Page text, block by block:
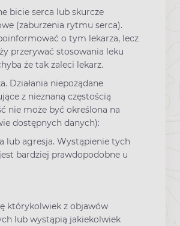
bicie serca lub skurcze
(zaburzenia rytmu serca).
o tym lekarza, lecz
przerywać stosowania leku
że tak zaleci lekarz.
Działania niepożądane
z nieznaną częstością
nie może być określona na
dostępnych danych):
lub agresja. Wystąpienie tych
bardziej prawdopodobne u
którykolwiek z objawów
lub wystąpią jakiekolwiek